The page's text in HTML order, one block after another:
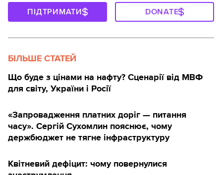
ПІДТРИМАТИ DONATE
БІЛЬШЕ СТАТЕЙ
Що буде з цінами на нафту? Сценарії від МВФ
для світу, України і Росії
«Запровадження платних доріг — питання
часу». Сергій Сухомлин пояснює, чому
держбюджет не тягне інфраструктуру
Квітневий дефіцит: чому повернулися